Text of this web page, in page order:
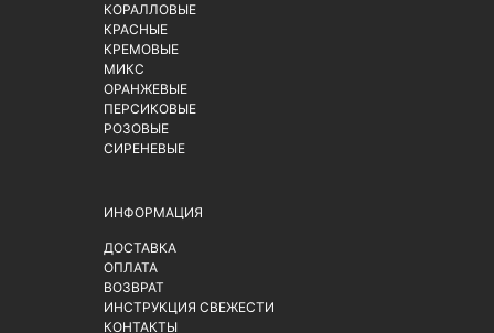
КОРАЛЛОВЫЕ
КРАСНЫЕ
КРЕМОВЫЕ
МИКС
ОРАНЖЕВЫЕ
ПЕРСИКОВЫЕ
РОЗОВЫЕ
СИРЕНЕВЫЕ
ИНФОРМАЦИЯ
ДОСТАВКА
ОПЛАТА
ВОЗВРАТ
ИНСТРУКЦИЯ СВЕЖЕСТИ
КОНТАКТЫ